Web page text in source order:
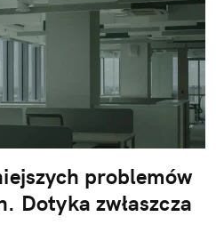
problemów
Dotyka zwłaszcza